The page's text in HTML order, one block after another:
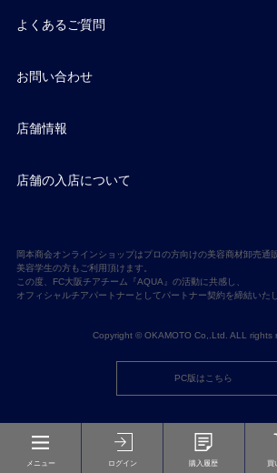
メニュー ログイン 購入履歴 買
よくあるご質問
お問い合わせ
店舗情報
店舗の入店について
岡本商会オンラインショップはプロの方向けの美容商材卸売通
美容学生の方もご利用頂けます。
この度、FC大阪チアチーム『AQUA』の活動に共感し、
オフィシャルチアパートナーとしてパートナー契約を締結いた
Copyright © OKAMOTO Co,.Ltd. ALL rights
PC版はこちら